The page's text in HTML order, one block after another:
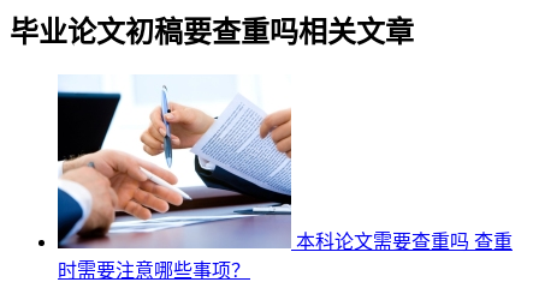
毕业论文初稿要查重吗相关文章
本科论文需要查重吗 查重
时需要注意哪些事项？